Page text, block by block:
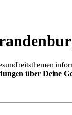
über Deine